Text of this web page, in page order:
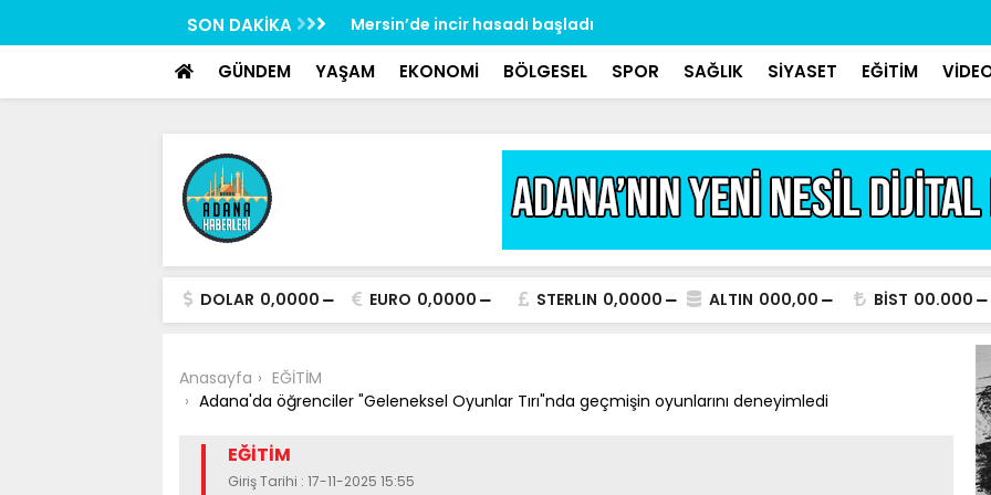
google-site-verification: google517657b2f8970707.html
SON DAKİKA
karşı mücadelenin startı verildi Mersin’de incir hasadı başladı
Dr.
aralıklarla
GÜNDEM YAŞAM EKONOMİ BÖLGESEL SPOR SAĞLIK SİYASET EĞİTİM
DOLAR 0,0000 EURO 0,0000 STERLIN 0,0000 ALTIN 000,00 BİST 00.000
Anasayfa
EĞİTİM
Adana'da öğrenciler "Geleneksel Oyunlar Tırı"nda geçmişin oyunlarını deneyimledi
EĞİTİM
Giriş Tarihi : 17-11-2025 15:55